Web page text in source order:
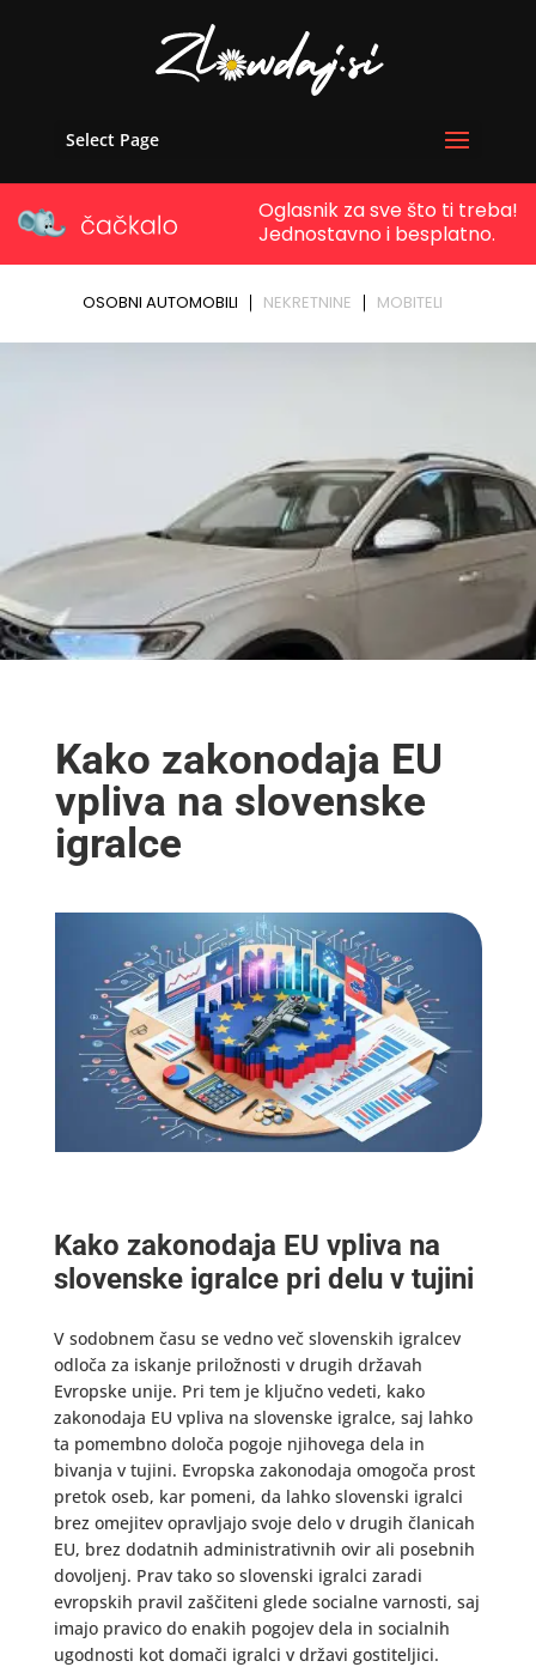
Select Page
Kako zakonodaja EU
vpliva na slovenske
igralce
Kako zakonodaja EU vpliva na
slovenske igralce pri delu v tujini
V sodobnem času se vedno več slovenskih igralcev
odloča za iskanje priložnosti v drugih državah
Evropske unije. Pri tem je ključno vedeti, kako
zakonodaja EU vpliva na slovenske igralce, saj lahko
ta pomembno določa pogoje njihovega dela in
bivanja v tujini. Evropska zakonodaja omogoča prost
pretok oseb, kar pomeni, da lahko slovenski igralci
brez omejitev opravljajo svoje delo v drugih članicah
EU, brez dodatnih administrativnih ovir ali posebnih
dovoljenj. Prav tako so slovenski igralci zaradi
evropskih pravil zaščiteni glede socialne varnosti, saj
imajo pravico do enakih pogojev dela in socialnih
ugodnosti kot domači igralci v državi gostiteljici.